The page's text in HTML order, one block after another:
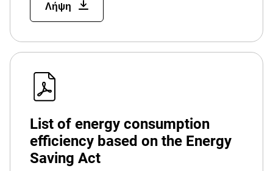
Λήψη
List of energy consumption
efficiency based on the Energy
Saving Act